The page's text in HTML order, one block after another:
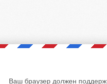
Ваш браузер должен